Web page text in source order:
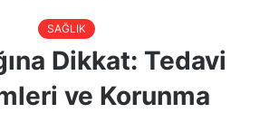
SAĞLIK
Dikkat: Tedavi
ve Korunma